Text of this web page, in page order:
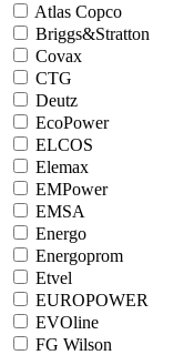
Atlas Copco
Briggs&Stratton
Covax
CTG
Deutz
EcoPower
ELCOS
Elemax
EMPower
EMSA
Energo
Energoprom
Etvel
EUROPOWER
EVOline
FG Wilson